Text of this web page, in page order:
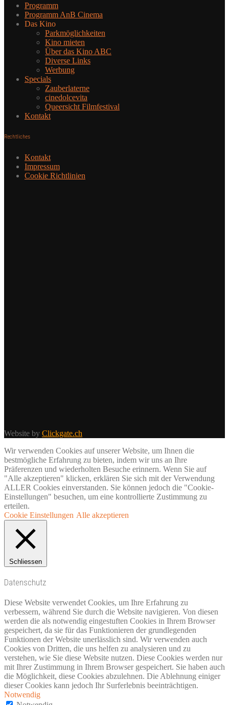
Programm
Programm AnB Cinema
Das Kino
Parkmöglichkeiten
Kino mieten
Über das Kino ABC
Diverse Links
Werbung
Specials
Zauberlaterne
cinedolcevita
Queersicht Filmfestival
Kontakt
Rechtliches
Kontakt
Impressum
Cookie Richtlinien
Website by Clickgate.ch
Wir verwenden Cookies auf unserer Website, um Ihnen die
bestmögliche Erfahrung zu bieten, indem wir uns an Ihre
Präferenzen und wiederholten Besuche erinnern. Wenn Sie auf
"Alle akzeptieren" klicken, erklären Sie sich mit der Verwendung
ALLER Cookies einverstanden. Sie können jedoch die "Cookie-
Einstellungen" besuchen, um eine kontrollierte Zustimmung zu
erteilen.
Cookie Einstellungen Alle akzeptieren
Schliessen
Datenschutz
Diese Website verwendet Cookies, um Ihre Erfahrung zu
verbessern, während Sie durch die Website navigieren. Von diesen
werden die als notwendig eingestuften Cookies in Ihrem Browser
gespeichert, da sie für das Funktionieren der grundlegenden
Funktionen der Website unerlässlich sind. Wir verwenden auch
Cookies von Dritten, die uns helfen zu analysieren und zu
verstehen, wie Sie diese Website nutzen. Diese Cookies werden nur
mit Ihrer Zustimmung in Ihrem Browser gespeichert. Sie haben auch
die Möglichkeit, diese Cookies abzulehnen. Die Ablehnung einiger
dieser Cookies kann jedoch Ihr Surferlebnis beeinträchtigen.
Notwendig